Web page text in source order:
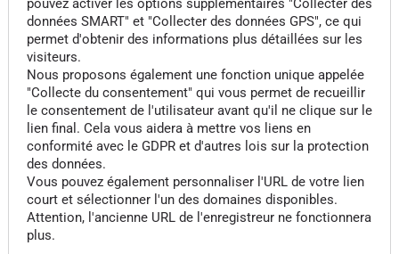
pouvez activer les options supplémentaires "Collecter des
données SMART" et "Collecter des données GPS", ce qui
permet d'obtenir des informations plus détaillées sur les
visiteurs.
Nous proposons également une fonction unique appelée
"Collecte du consentement" qui vous permet de recueillir
le consentement de l'utilisateur avant qu'il ne clique sur le
lien final. Cela vous aidera à mettre vos liens en
conformité avec le GDPR et d'autres lois sur la protection
des données.
Vous pouvez également personnaliser l'URL de votre lien
court et sélectionner l'un des domaines disponibles.
Attention, l'ancienne URL de l'enregistreur ne fonctionnera
plus.